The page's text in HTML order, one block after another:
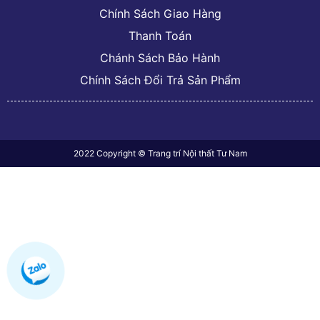
Chính Sách Giao Hàng
Thanh Toán
Chánh Sách Bảo Hành
Chính Sách Đổi Trả Sản Phẩm
2022 Copyright © Trang trí Nội thất Tư Nam